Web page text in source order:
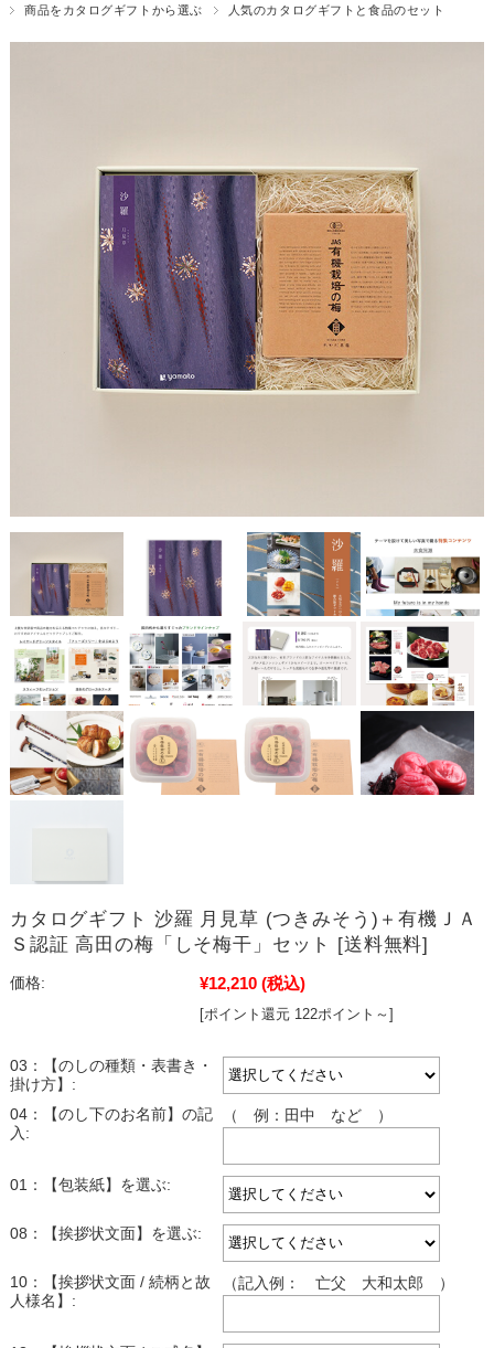
商品をカタログギフトから選ぶ 人気のカタログギフトと食品のセット
カタログギフト 沙羅 月見草 (つきみそう)＋有機ＪＡ
Ｓ認証 高田の梅「しそ梅干」セット [送料無料]
価格: ¥12,210 (税込)
[ポイント還元 122ポイント～]
03：【のしの種類・表書き・
掛け方】:
04：【のし下のお名前】の記
入:
（ 例：田中 など ）
01：【包装紙】を選ぶ:
08：【挨拶状文面】を選ぶ:
10：【挨拶状文面 / 続柄と故
人様名】:
（記入例： 亡父 大和太郎 ）